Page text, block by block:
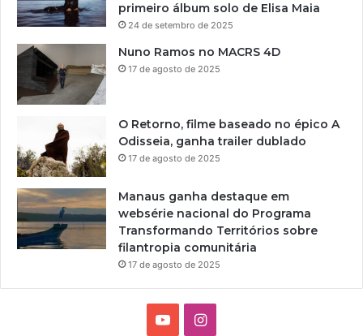
primeiro álbum solo de Elisa Maia
24 de setembro de 2025
Nuno Ramos no MACRS 4D
17 de agosto de 2025
O Retorno, filme baseado no épico A
Odisseia, ganha trailer dublado
17 de agosto de 2025
Manaus ganha destaque em
websérie nacional do Programa
Transformando Territórios sobre
filantropia comunitária
17 de agosto de 2025
I